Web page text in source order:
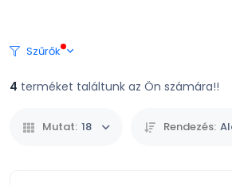
Szűrők
4 terméket találtunk az Ön számára!!
Mutat: 18 Rendezés: